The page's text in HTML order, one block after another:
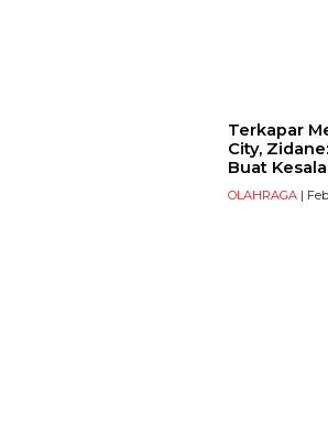
Terkapar
City,
Buat
OLAHRAGA |